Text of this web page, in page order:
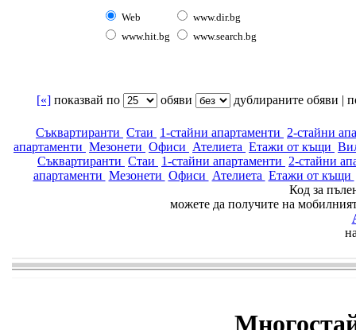
Web
www.dir.bg
www.hit.bg
www.search.bg
[«] показвай по oбяви дублираните обяви |
Съквартиранти Стаи 1-стайни апартаменти 2-стайни
апартаменти Мезонети Офиси Ателиета Етажи от къщи
Съквартиранти Стаи 1-стайни апартаменти 2-стайни
апартаменти Мезонети Офиси Ателиета Етажи от къщи
Код за
можете да получите на